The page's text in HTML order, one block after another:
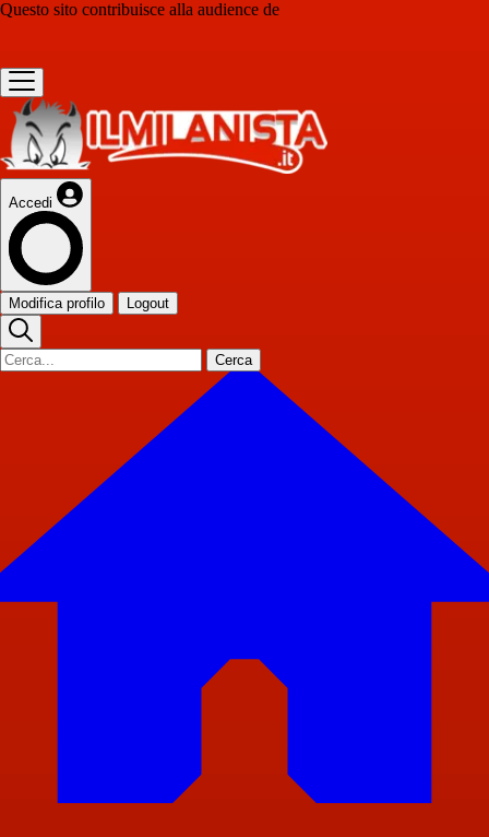
Questo sito contribuisce alla audience de
Accedi
Modifica profilo Logout
Cerca